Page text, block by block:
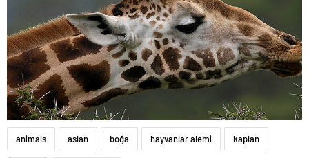
animals aslan boğa hayvanlar alemi kaplan